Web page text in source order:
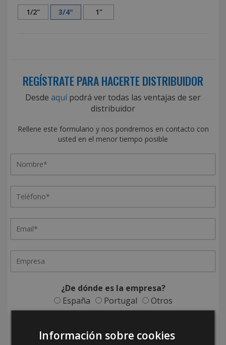
1/2" 3/4" 1"
REGÍSTRATE PARA HACERTE DISTRIBUIDOR
Desde aquípodrá ver todas las ventajas de ser
distribuidor
Rellene este formulario y nos pondremos en contacto con
usted en el menor tiempo posible
¿De dónde es la empresa?
España
Portugal Otros
Información sobre cookies